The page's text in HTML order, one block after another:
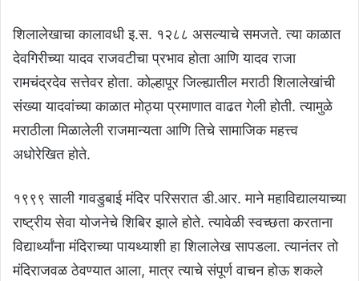
शिलालेखाचा कालावधी इ.स. १२८८ असल्याचे समजते. त्या काळात
देवगिरीच्या यादव राजवटीचा प्रभाव होता आणि यादव राजा
रामचंद्रदेव सत्तेवर होता. कोल्हापूर जिल्ह्यातील मराठी शिलालेखांची
संख्या यादवांच्या काळात मोठ्या प्रमाणात वाढत गेली होती. त्यामुळे
मराठीला मिळालेली राजमान्यता आणि तिचे सामाजिक महत्त्व
अधोरेखित होते.
१९९९ साली गावडुबाई मंदिर परिसरात डी.आर. माने महाविद्यालयाच्या
राष्ट्रीय सेवा योजनेचे शिबिर झाले होते. त्यावेळी स्वच्छता करताना
विद्यार्थ्यांना मंदिराच्या पायथ्याशी हा शिलालेख सापडला. त्यानंतर तो
मंदिराजवळ ठेवण्यात आला, मात्र त्याचे संपूर्ण वाचन होऊ शकले